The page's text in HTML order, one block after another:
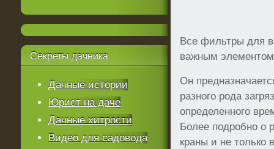
Все фильтры для
важным
Он
разного рода
определенного
Более подробно о
краны и не только
Секреты дачника
Дачные истории
Юрист на даче
Дачные хитрости
Видео для садовода